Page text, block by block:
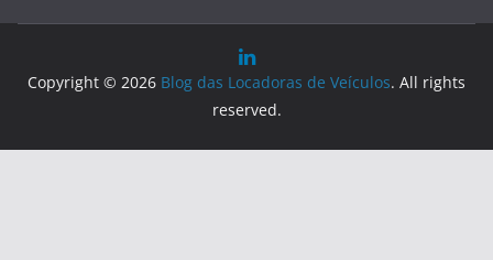
Copyright © 2026 Blog das Locadoras de Veículos. All rights
reserved.